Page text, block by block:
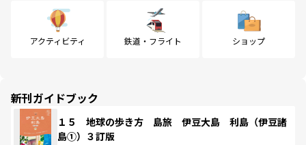
アクティビティ 鉄道・フライト ショップ
新刊ガイドブック
１５ 地球の歩き方 島旅 伊豆大島 利島（伊豆諸
島①）３訂版